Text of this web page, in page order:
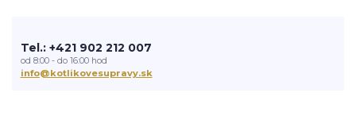
Tel.: +421 902 212 007
od 8:00 - do 16:00 hod
info@kotlikovesupravy.sk